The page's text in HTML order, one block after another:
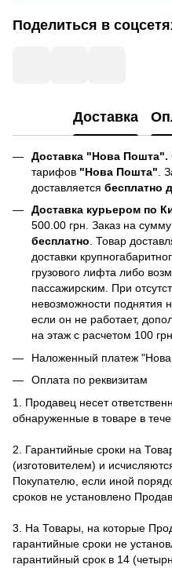
Поделиться в
Доставка
Доставка "Нова Пошта".
тарифов "Нова Пошта" .
доставляется бесплатно
Доставка курьером по
500.00 грн. Заказ на
бесплатно. Товар
доставки
грузового лифта либо
пассажирским. При
невозможности поднятия
если он не работает,
на этаж с расчетом 100
Наложенный платеж
Оплата по реквизитам
1. Продавец несет
обнаруженные в товаре в
2. Гарантийные сроки на
(изготовителем) и
Покупателю, если иной
сроков не установлено
3. На Товары, на которые
гарантийные сроки не
гарантийный срок в 14